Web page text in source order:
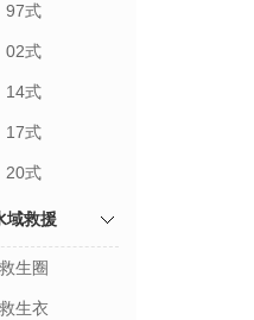
97式
02式
14式
17式
20式
域救援
救生圈
救生衣